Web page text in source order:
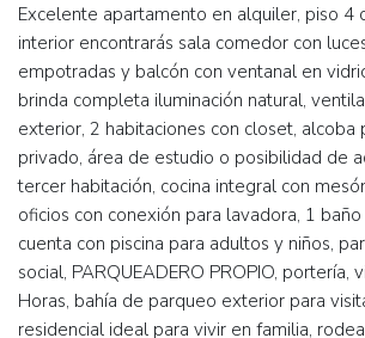
Excelente apartamento en alquiler, piso 4
interior encontrarás sala comedor con
empotradas y balcón con ventanal en
brinda completa iluminación natural,
exterior, 2 habitaciones con closet, alcoba
privado, área de estudio o posibilidad de
tercer habitación, cocina integral con
oficios con conexión para lavadora, 1
cuenta con piscina para adultos y niños,
social, PARQUEADERO PROPIO, portería,
Horas, bahía de parqueo exterior para
residencial ideal para vivir en familia,